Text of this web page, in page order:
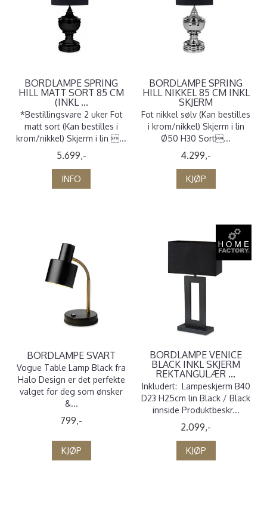
BORDLAMPE SPRING
HILL MATT SORT 85 CM
(INKL ...
*Bestillingsvare 2 uker Fot
matt sort (Kan bestilles i
krom/nikkel) Skjerm i lin ...
5.699,-
INFO
BORDLAMPE SPRING
HILL NIKKEL 85 CM INKL
SKJERM
Fot nikkel sølv (Kan bestilles
i krom/nikkel) Skjerm i lin
Ø50 H30 Sort...
4.299,-
KJØP
BORDLAMPE SVART
Vogue Table Lamp Black fra
Halo Design er det perfekte
valget for deg som ønsker
&...
799,-
KJØP
BORDLAMPE VENICE
BLACK INKL SKJERM
REKTANGULÆR ...
Inkludert: Lampeskjerm B40
D23 H25cm lin Black / Black
innside Produktbeskr...
2.099,-
KJØP